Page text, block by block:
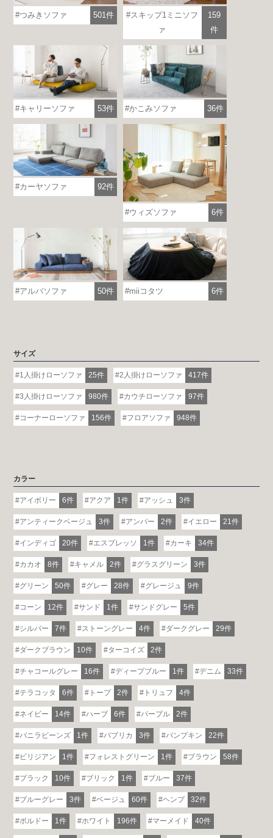
各地で出張ショールームを開催！
この機会にHAREMのソファをお試しくだ
さい。
※一部日時は予約制
つみきソファ 501件
スキップ1ミニソフ
ァ
159
件
キャリーソファ 53件 かこみソファ 36件
カーヤソファ 92件
ウィズソファ 6件
アルバソファ 50件 miiコタツ 6件
サイズ
1人掛けローソファ 25件 2人掛けローソファ 417件
3人掛けローソファ 980件 カウチローソファ 97件
コーナーローソファ 156件 フロアソファ 948件
カラー
アイボリー 6件 アクア 1件 アッシュ 3件
アンティークベージュ 3件 アンバー 2件 イエロー 21件
インディゴ 20件 エスプレッソ 1件 カーキ 34件
カカオ 8件 キャメル 2件 グラスグリーン 3件
グリーン 50件 グレー 28件 グレージュ 9件
コーン 12件 サンド 1件 サンドグレー 5件
シルバー 7件 ストーングレー 4件 ダークグレー 29件
ダークブラウン 10件 ターコイズ 2件
チャコールグレー 16件 ディープブルー 1件 デニム 33件
テラコッタ 6件 トープ 2件 トリュフ 4件
ネイビー 14件 ハーブ 6件 パープル 2件
バニラビーンズ 1件 パプリカ 3件 パンプキン 22件
ビリジアン 1件 フォレストグリーン 1件 ブラウン 58件
ブラック 10件 ブリック 1件 ブルー 37件
ブルーグレー 3件 ベージュ 60件 ヘンプ 32件
ボルドー 1件 ホワイト 196件 マーメイド 40件